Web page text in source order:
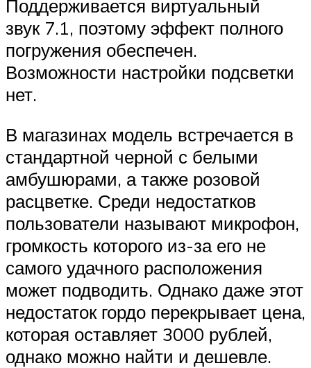
Поддерживается виртуальный
звук 7.1, поэтому эффект полного
погружения обеспечен.
Возможности настройки подсветки
нет.
В магазинах модель встречается в
стандартной черной с белыми
амбушюрами, а также розовой
расцветке. Среди недостатков
пользователи называют микрофон,
громкость которого из-за его не
самого удачного расположения
может подводить. Однако даже этот
недостаток гордо перекрывает цена,
которая оставляет 3000 рублей,
однако можно найти и дешевле.